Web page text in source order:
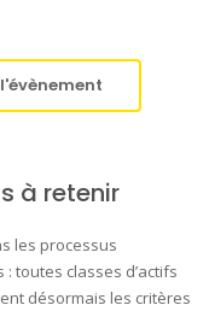
à retenir
les processus
toutes classes d’actifs
désormais les critères